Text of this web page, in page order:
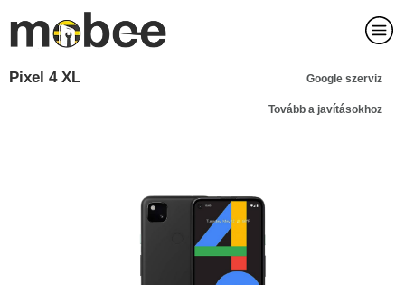
Pixel 4 XL Google szerviz
Tovább a javításokhoz